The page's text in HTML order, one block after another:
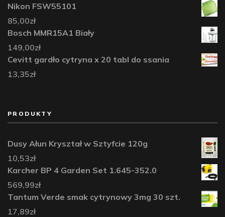
Nikon FSW55101
85,00zł
Bosch MMR15A1 Biały
149,00zł
Cevitt gardło cytryna x 20 tabl do ssania
13,35zł
PRODUKTY
Dusy Ałun Kryształ w Sztyfcie 120g
10,53zł
Karcher BP 4 Garden Set 1.645-352.0
569,99zł
Tantum Verde smak cytrynowy 3mg 30 szt.
17,89zł